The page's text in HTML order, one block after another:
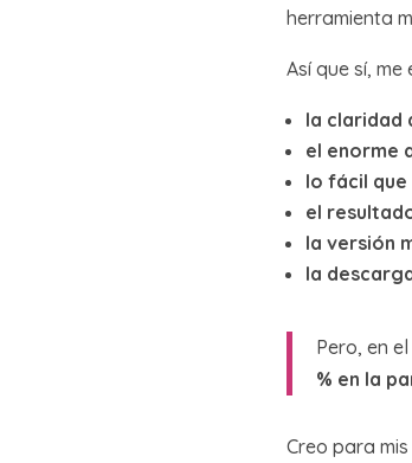
herramienta
Así que sí, me
la claridad
el enorme
lo fácil
el
la versión
la
Pero, en
% en la
Creo para